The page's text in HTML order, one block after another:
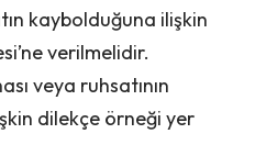
kaybolduğuna ilişkin
verilmelidir.
veya ruhsatının
dilekçe örneği yer